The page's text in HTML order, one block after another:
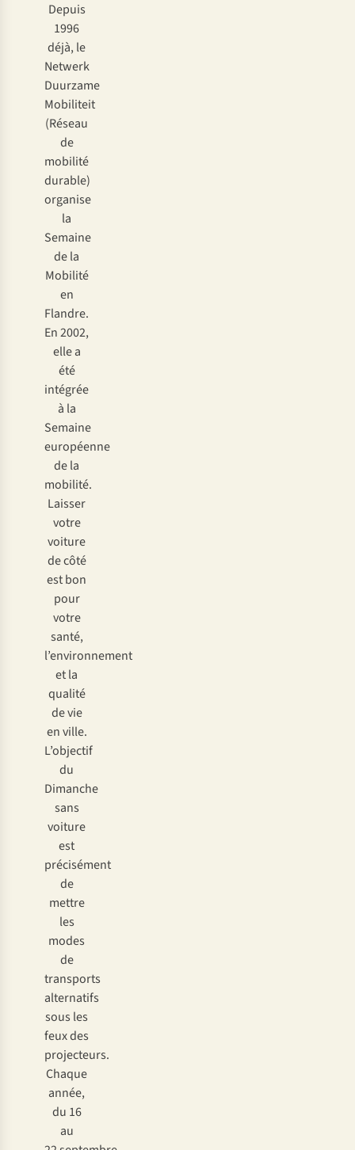
Depuis
1996
déjà, le
Netwerk
Duurzame
Mobiliteit
(Réseau
de
mobilité
durable)
organise
la
Semaine
de la
Mobilité
en
Flandre.
En 2002,
elle a
été
intégrée
à la
Semaine
européenne
de la
mobilité.
Laisser
votre
voiture
de côté
est bon
pour
votre
santé,
l’environnement
et la
qualité
de vie
en ville.
L’objectif
du
Dimanche
sans
voiture
est
précisément
de
mettre
les
modes
de
transports
alternatifs
sous les
feux des
projecteurs.
Chaque
année,
du 16
au